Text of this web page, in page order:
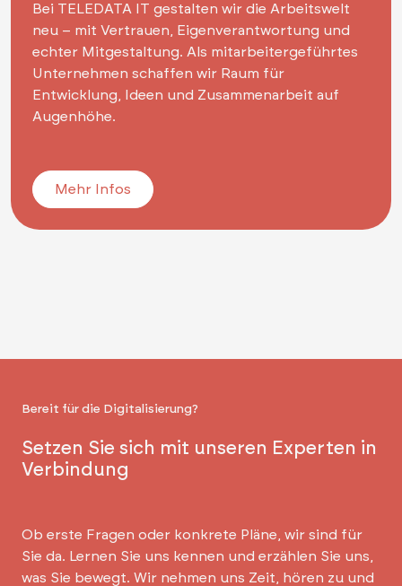
Bei TELEDATA IT gestalten wir die Arbeitswelt
neu – mit Vertrauen, Eigenverantwortung und
echter Mitgestaltung. Als mitarbeitergeführtes
Unternehmen schaffen wir Raum für
Entwicklung, Ideen und Zusammenarbeit auf
Augenhöhe.
Mehr Infos
Bereit für die Digitalisierung?
Setzen Sie sich mit unseren Experten in
Verbindung
Ob erste Fragen oder konkrete Pläne, wir sind für
Sie da. Lernen Sie uns kennen und erzählen Sie uns,
was Sie bewegt. Wir nehmen uns Zeit, hören zu und